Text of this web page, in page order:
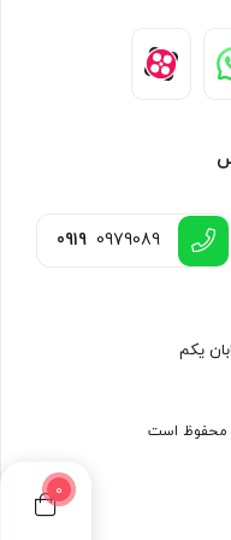
0
0919 0979089
یکم
محفوظ است